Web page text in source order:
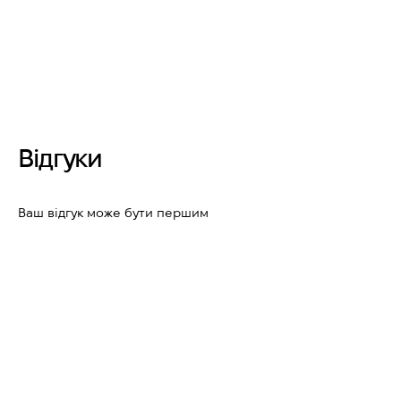
Відгуки
Ваш відгук може бути першим